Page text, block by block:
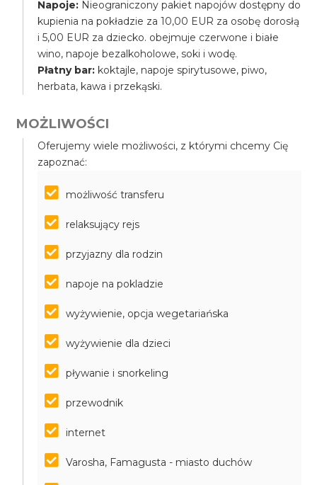
Napoje: Nieograniczony pakiet napojów dostępny do
kupienia na pokładzie za 10,00 EUR za osobę dorosłą
i 5,00 EUR za dziecko. obejmuje czerwone i białe
wino, napoje bezalkoholowe, soki i wodę.
Płatny bar: koktajle, napoje spirytusowe, piwo,
herbata, kawa i przekąski.
MOŻLIWOŚCI
Oferujemy wiele możliwości, z którymi chcemy Cię
zapoznać:
możliwość transferu
relaksujący rejs
przyjazny dla rodzin
napoje na pokladzie
wyżywienie, opcja wegetariańska
wyżywienie dla dzieci
pływanie i snorkeling
przewodnik
internet
Varosha, Famagusta - miasto duchów